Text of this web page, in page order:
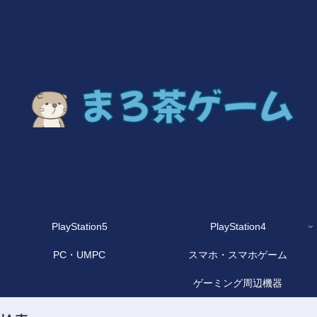
PlayStation5 PlayStation4
PC・UMPC スマホ・スマホゲーム
ゲーミング周辺機器